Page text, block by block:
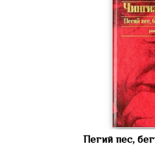
Пегий пес,